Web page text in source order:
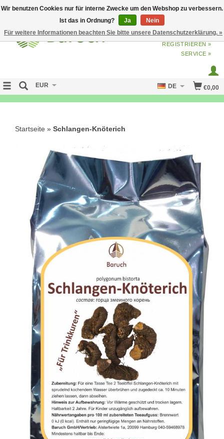
ANMELDENODERJETZT
REGISTRIEREN »
SERVICE »
€0,00
EUR DE
Startseite » Schlangen-Knöterich
Wir benutzen Cookies nur für interne Zwecke um den Webshop zu verbessern.
Ist das in Ordnung?
Ja
Nein
Für weitere Informationen beachten Sie bitte unsere Datenschutzerklärung. »